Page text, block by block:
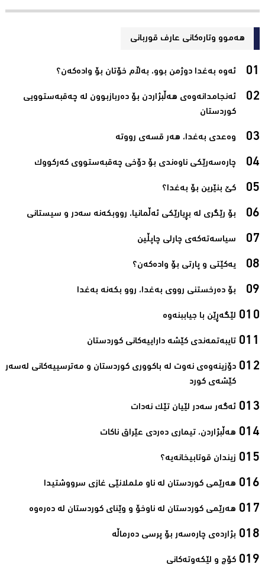
هەموو وتارەکانی عارف قوربانی
ئەوە بەغدا دوژمن بوو، بەڵام خۆتان بۆ وادەکەن؟‌
ئەنجامدانەوەى هەڵبژاردن بۆ دەربازبوون لە چەقبەستوویى
کوردستان‌
وەعدى بەغدا، هەر قسەى رووتە‌
چارەسەرێکى ناوەندى بۆ دۆخى چەقبەستووى کەرکووک‌
کێ بنێرین بۆ بەغدا؟‌
بۆ رێگری لە بڕیارێکى ئەڵمانیا، رووبکەنە سەدر و سیستانى‌
سیاسەتەکەى چارلى چاپڵین‌
یەکێتی و پارتی بۆ وادەکەن؟‌
بۆ دەرخستنی رووی بەغدا، روو بکەنە بەغدا‌
لێگه‌ڕێن با جیاببنه‌وه‌‌
تایبه‌تمه‌ندی كێشه‌ داراییه‌كانی کوردستان‌
دۆزینه‌وه‌ی نه‌وت له‌ باكووری كوردستان و مه‌ترسییه‌كانی له‌سه‌ر
كێشه‌ی كورد‌
ئه‌گه‌ر سه‌در لێیان تێك نه‌دات‌
هه‌ڵبژاردن، تیماری ده‌ردی عێراق ناكات‌
زیندان قوتابیخانه‌یه‌؟‌
هه‌رێمی كوردستان له‌ ناو ململانێی غازی سرووشتیدا‌
هه‌رێمی كوردستان له‌ ناوخۆ و وێنای كوردستان له‌ ده‌ره‌وه‌
بژارده‌ی چاره‌سه‌ر بۆ پرسی ده‌رماڵه‌‌
كۆچ و لێكه‌وته‌كانی‌